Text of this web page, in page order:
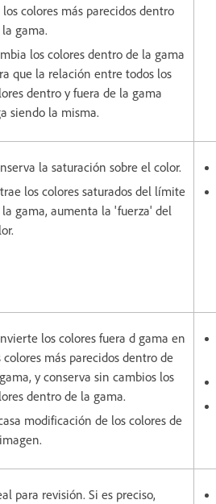
colores más parecidos dentro
gama.
los colores dentro de la gama
que la relación entre todos los
dentro y fuera de la gama
siendo la misma.
la saturación sobre el color.
los colores saturados del límite
la gama, aumenta la 'fuerza' del
los colores fuera d gama en
colores más parecidos dentro de
y conserva sin cambios los
dentro de la gama.
modificación de los colores de
para revisión. Si es preciso,